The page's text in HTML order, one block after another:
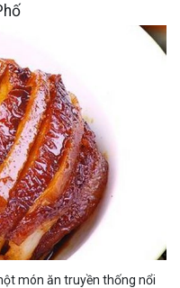
món ăn truyền thống nổi